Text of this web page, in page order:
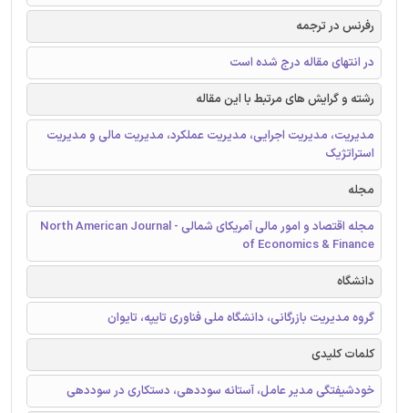
رفرنس در ترجمه
در انتهای مقاله درج شده است
رشته و گرایش های مرتبط با این مقاله
مدیریت، مدیریت اجرایی، مدیریت عملکرد، مدیریت مالی و مدیریت
استراتژیک
مجله
مجله اقتصاد و امور مالی آمریکای شمالی - North American Journal
of Economics & Finance
دانشگاه
گروه مدیریت بازرگانی، دانشگاه ملی فناوری تایپه، تایوان
کلمات کلیدی
خودشیفتگی مدیر عامل، آستانه سوددهی، دستکاری در سوددهی